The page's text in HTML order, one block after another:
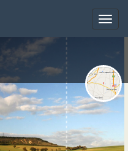
Toggle
Toggle